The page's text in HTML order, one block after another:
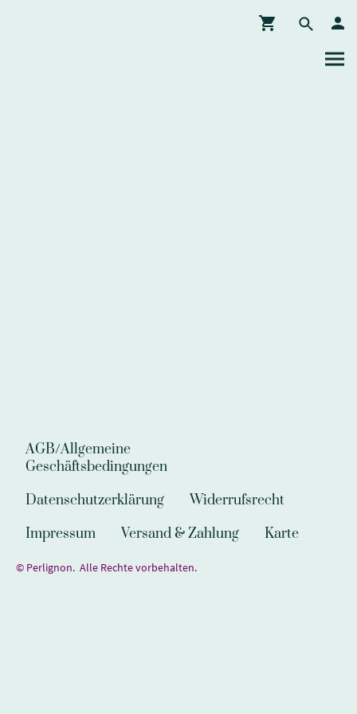
AGB/Allgemeine
Geschäftsbedingungen
Datenschutzerklärung
Widerrufsrecht
Impressum
Versand & Zahlung Karte
© Perlignon. Alle Rechte vorbehalten.